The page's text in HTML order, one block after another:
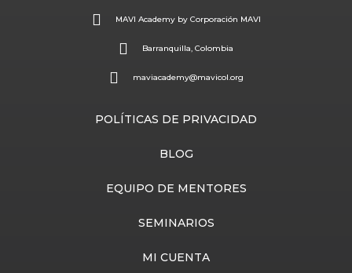
MAVI Academy by Corporación MAVI
Barranquilla, Colombia
maviacademy@mavicol.org
POLÍTICAS DE PRIVACIDAD
BLOG
EQUIPO DE MENTORES
SEMINARIOS
MI CUENTA